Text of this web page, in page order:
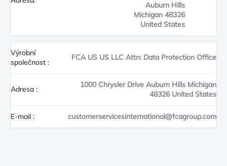
Auburn Hills
Michigan 48326
United States
Výrobní
společnost :
FCA US US LLC Attn: Data Protection Office
Adresa :
1000 Chrysler Drive Auburn Hills Michigan
48326 United States
E-mail : customerservicesinternational@fcagroup.com